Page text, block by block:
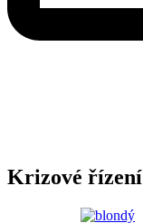
Krizové řízení